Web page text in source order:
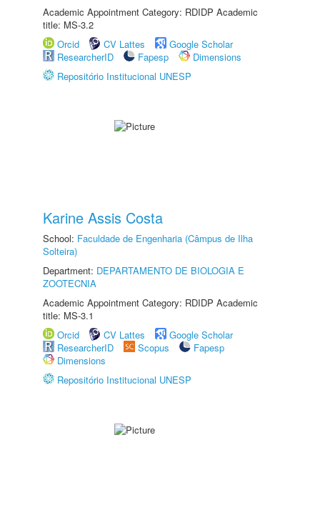
Academic Appointment Category: RDIDP Academic
title: MS-3.2
Orcid
CV Lattes
Google Scholar
ResearcherID
Fapesp
Dimensions
Repositório Institucional UNESP
Karine Assis Costa
School: Faculdade de Engenharia (Câmpus de Ilha
Solteira)
Department: DEPARTAMENTO DE BIOLOGIA E
ZOOTECNIA
Academic Appointment Category: RDIDP Academic
title: MS-3.1
Orcid
CV Lattes
Google Scholar
ResearcherID
Scopus
Fapesp
Dimensions
Repositório Institucional UNESP